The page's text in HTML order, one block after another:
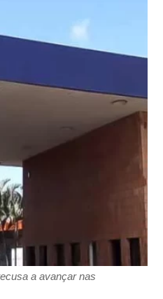
a avançar nas